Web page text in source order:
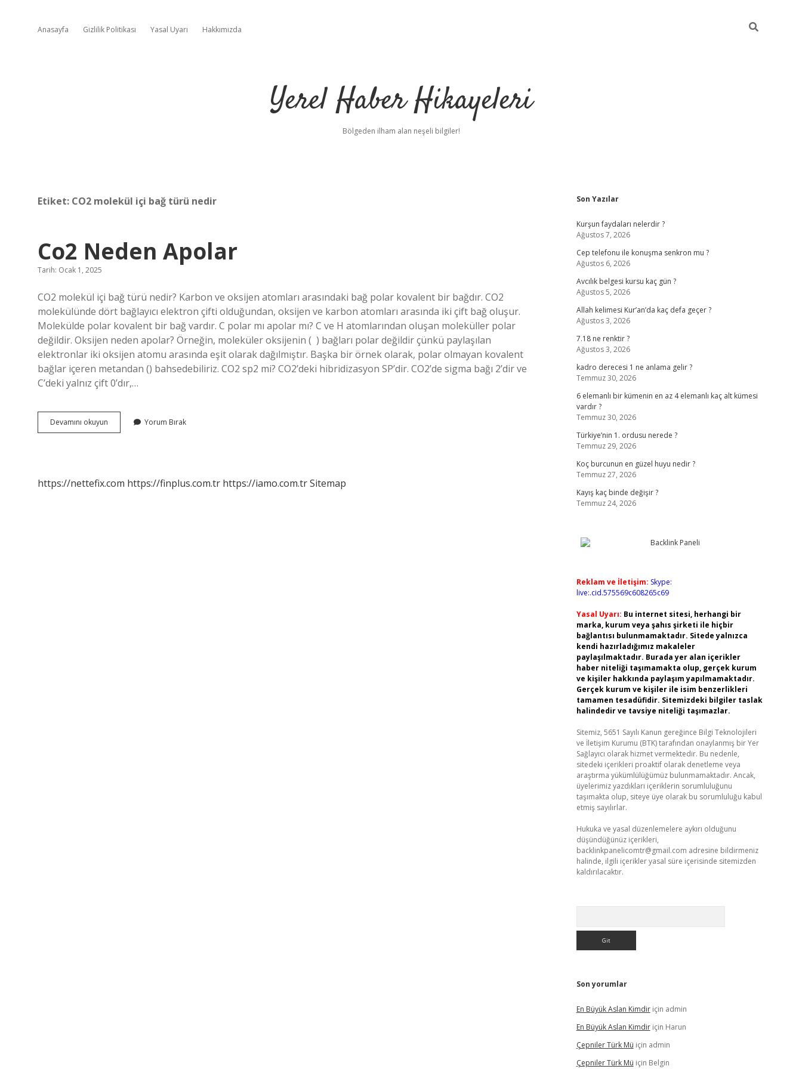
Anasayfa Gizlilik Politikası Yasal Uyarı Hakkımızda
Yerel Haber Hikayeleri
Bölgeden ilham alan neşeli bilgiler!
Etiket: CO2 molekül içi bağ türü nedir
Co2 Neden Apolar
Tarih: Ocak 1, 2025
CO2 molekül içi bağ türü nedir? Karbon ve oksijen atomları arasındaki bağ polar kovalent bir bağdır. CO2
molekülünde dört bağlayıcı elektron çifti olduğundan, oksijen ve karbon atomları arasında iki çift bağ oluşur.
Molekülde polar kovalent bir bağ vardır. C polar mı apolar mı? C ve H atomlarından oluşan moleküller polar
değildir. Oksijen neden apolar? Örneğin, moleküler oksijenin ( ‍ ) bağları polar değildir çünkü paylaşılan
elektronlar iki oksijen atomu arasında eşit olarak dağılmıştır. Başka bir örnek olarak, polar olmayan kovalent
bağlar içeren metandan (‍) bahsedebiliriz. CO2 sp2 mi? CO2’deki hibridizasyon SP’dir. CO2’de sigma bağı 2’dir ve
C’deki yalnız çift 0’dır,…
Devamını okuyun
Neden
Yorum Bırak
https://nettefix.com https://finplus.com.tr https://iamo.com.trSitemap
Sidebar
Son Yazılar
Kurşun faydaları nelerdir ?
Ağustos 7, 2026
Cep telefonu ile konuşma senkron mu ?
Ağustos 6, 2026
Avcılık belgesi kursu kaç gün ?
Ağustos 5, 2026
Allah kelimesi Kur’an’da kaç defa geçer ?
Ağustos 3, 2026
7.18 ne renktir ?
Ağustos 3, 2026
kadro derecesi 1 ne anlama gelir ?
Temmuz 30, 2026
6 elemanlı bir kümenin en az 4 elemanlı kaç alt kümesi
vardır ?
Temmuz 30, 2026
Türkiye’nin 1. ordusu nerede ?
Temmuz 29, 2026
Koç burcunun en güzel huyu nedir ?
Temmuz 27, 2026
Kayış kaç binde değişir ?
Temmuz 24, 2026
Reklam ve İletişim: Skype:
live:.cid.575569c608265c69
Yasal Uyarı: Bu internet sitesi, herhangi bir
marka, kurum veya şahıs şirketi ile hiçbir
bağlantısı bulunmamaktadır. Sitede yalnızca
kendi hazırladığımız makaleler
paylaşılmaktadır. Burada yer alan içerikler
haber niteliği taşımamakta olup, gerçek kurum
ve kişiler hakkında paylaşım yapılmamaktadır.
Gerçek kurum ve kişiler ile isim benzerlikleri
tamamen tesadüfidir. Sitemizdeki bilgiler taslak
halindedir ve tavsiye niteliği taşımazlar.
Sitemiz, 5651 Sayılı Kanun gereğince Bilgi Teknolojileri
ve İletişim Kurumu (BTK) tarafından onaylanmış bir Yer
Sağlayıcı olarak hizmet vermektedir. Bu nedenle,
sitedeki içerikleri proaktif olarak denetleme veya
araştırma yükümlülüğümüz bulunmamaktadır. Ancak,
üyelerimiz yazdıkları içeriklerin sorumluluğunu
taşımakta olup, siteye üye olarak bu sorumluluğu kabul
etmiş sayılırlar.
Hukuka ve yasal düzenlemelere aykırı olduğunu
düşündüğünüz içerikleri,
backlinkpanelicomtr@gmail.com adresine bildirmeniz
halinde, ilgili içerikler yasal süre içerisinde sitemizden
kaldırılacaktır.
Son yorumlar
En Büyük Aslan Kimdiriçin admin
En Büyük Aslan Kimdiriçin Harun
Çepniler Türk Mü için admin
Çepniler Türk Mü için Belgin